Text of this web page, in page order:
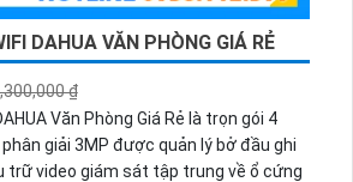
DAHUA VĂN PHÒNG GIÁ RẺ
₫
Văn Phòng Giá Rẻ là trọn gói 4
giải 3MP được quản lý bở đầu ghi
trữ video giám sát tập trung về ổ cứng